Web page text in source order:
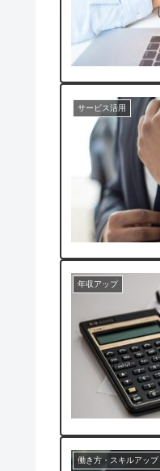
サービス活用
年収アップ
働き方・スキルアップ